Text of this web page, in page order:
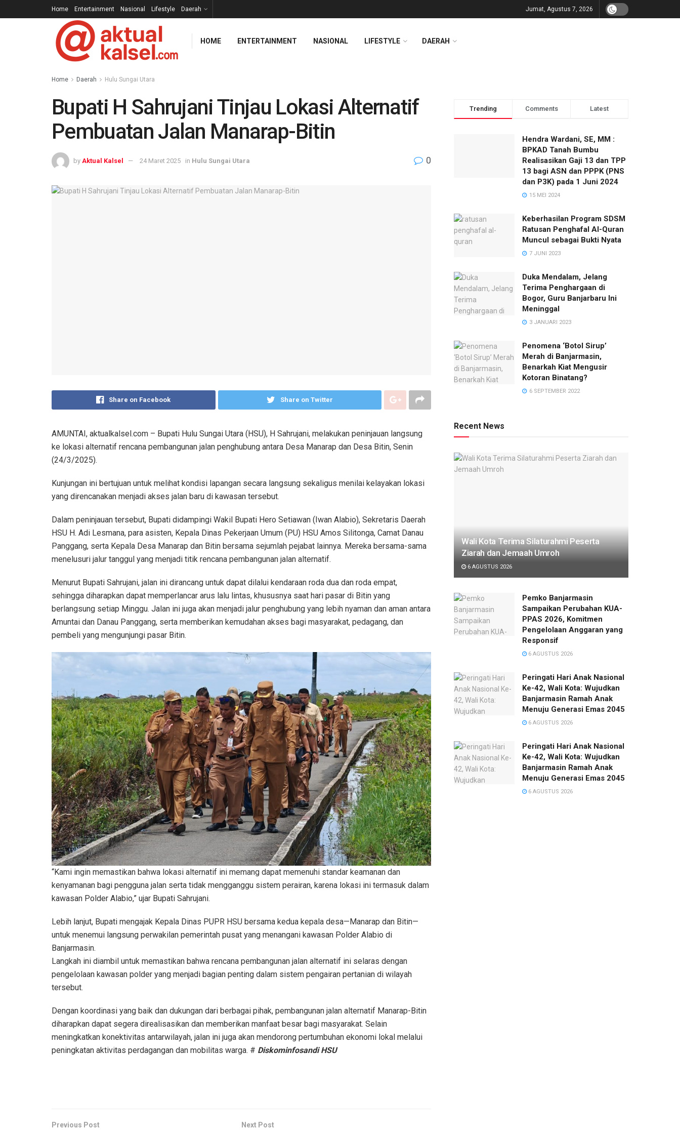
Home Entertainment Nasional Lifestyle Daerah Jumat, Agustus 7, 2026
HOME ENTERTAINMENT NASIONAL LIFESTYLE DAERAH
Home Daerah Hulu Sungai Utara
Bupati H Sahrujani Tinjau Lokasi Alternatif
Pembuatan Jalan Manarap-Bitin
by Aktual Kalsel 24 Maret 2025 in Hulu Sungai Utara 0
Share on Facebook Share on Twitter
AMUNTAI, aktualkalsel.com – Bupati Hulu Sungai Utara (HSU), H Sahrujani, melakukan peninjauan langsung
ke lokasi alternatif rencana pembangunan jalan penghubung antara Desa Manarap dan Desa Bitin, Senin
(24/3/2025).
Kunjungan ini bertujuan untuk melihat kondisi lapangan secara langsung sekaligus menilai kelayakan lokasi
yang direncanakan menjadi akses jalan baru di kawasan tersebut.
Dalam peninjauan tersebut, Bupati didampingi Wakil Bupati Hero Setiawan (Iwan Alabio), Sekretaris Daerah
HSU H. Adi Lesmana, para asisten, Kepala Dinas Pekerjaan Umum (PU) HSU Amos Silitonga, Camat Danau
Panggang, serta Kepala Desa Manarap dan Bitin bersama sejumlah pejabat lainnya. Mereka bersama-sama
menelusuri jalur tanggul yang menjadi titik rencana pembangunan jalan alternatif.
Menurut Bupati Sahrujani, jalan ini dirancang untuk dapat dilalui kendaraan roda dua dan roda empat,
sehingga diharapkan dapat memperlancar arus lalu lintas, khususnya saat hari pasar di Bitin yang
berlangsung setiap Minggu. Jalan ini juga akan menjadi jalur penghubung yang lebih nyaman dan aman antara
Amuntai dan Danau Panggang, serta memberikan kemudahan akses bagi masyarakat, pedagang, dan
pembeli yang mengunjungi pasar Bitin.
“Kami ingin memastikan bahwa lokasi alternatif ini memang dapat memenuhi standar keamanan dan
kenyamanan bagi pengguna jalan serta tidak mengganggu sistem perairan, karena lokasi ini termasuk dalam
kawasan Polder Alabio,” ujar Bupati Sahrujani.
Lebih lanjut, Bupati mengajak Kepala Dinas PUPR HSU bersama kedua kepala desa—Manarap dan Bitin—
untuk menemui langsung perwakilan pemerintah pusat yang menangani kawasan Polder Alabio di
Banjarmasin.
Langkah ini diambil untuk memastikan bahwa rencana pembangunan jalan alternatif ini selaras dengan
pengelolaan kawasan polder yang menjadi bagian penting dalam sistem pengairan pertanian di wilayah
tersebut.
Dengan koordinasi yang baik dan dukungan dari berbagai pihak, pembangunan jalan alternatif Manarap-Bitin
diharapkan dapat segera direalisasikan dan memberikan manfaat besar bagi masyarakat. Selain
meningkatkan konektivitas antarwilayah, jalan ini juga akan mendorong pertumbuhan ekonomi lokal melalui
peningkatan aktivitas perdagangan dan mobilitas warga. # Diskominfosandi HSU
Previous Post Next Post
Trending Comments Latest
Hendra Wardani, SE, MM :
BPKAD Tanah Bumbu
Realisasikan Gaji 13 dan TPP
13 bagi ASN dan PPPK (PNS
dan P3K) pada 1 Juni 2024
15 MEI 2024
Keberhasilan Program SDSM
Ratusan Penghafal Al-Quran
Muncul sebagai Bukti Nyata
7 JUNI 2023
Duka Mendalam, Jelang
Terima Penghargaan di
Bogor, Guru Banjarbaru Ini
Meninggal
3 JANUARI 2023
Penomena ‘Botol Sirup’
Merah di Banjarmasin,
Benarkah Kiat Mengusir
Kotoran Binatang?
6 SEPTEMBER 2022
Recent News
Wali Kota Terima Silaturahmi Peserta
Ziarah dan Jemaah Umroh
6 AGUSTUS 2026
Pemko Banjarmasin
Sampaikan Perubahan KUA-
PPAS 2026, Komitmen
Pengelolaan Anggaran yang
Responsif
6 AGUSTUS 2026
Peringati Hari Anak Nasional
Ke-42, Wali Kota: Wujudkan
Banjarmasin Ramah Anak
Menuju Generasi Emas 2045
6 AGUSTUS 2026
Peringati Hari Anak Nasional
Ke-42, Wali Kota: Wujudkan
Banjarmasin Ramah Anak
Menuju Generasi Emas 2045
6 AGUSTUS 2026